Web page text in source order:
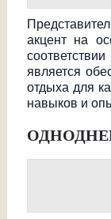
акцент на
является
отдыха для
навыков и